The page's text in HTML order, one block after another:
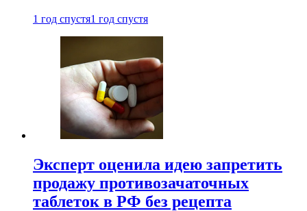
1 год спустя1 год спустя
Эксперт оценила идею запретить
продажу противозачаточных
таблеток в РФ без рецепта